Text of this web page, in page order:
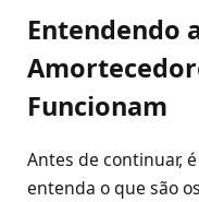
Entendendo
Funcionam
Antes de continuar,
entenda o que são